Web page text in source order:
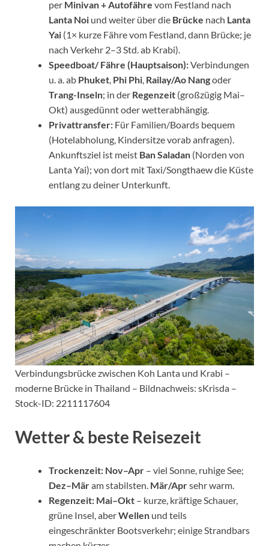
per Minivan + Autofähre vom Festland nach
Lanta Noi und weiter über die Brücke nach Lanta
Yai (1× kurze Fähre vom Festland, dann Brücke; je
nach Verkehr 2–3 Std. ab Krabi).
Speedboat/ Fähre (Hauptsaison):Verbindungen
u. a. ab Phuket, Phi Phi, Railay/Ao Nangoder
Trang-Inseln; in der Regenzeit (großzügig Mai–
Okt) ausgedünnt oder wetterabhängig.
Privattransfer: Für Familien/Boards bequem
(Hotelabholung, Kindersitze vorab anfragen).
Ankunftsziel ist meist Ban Saladan (Norden von
Lanta Yai); von dort mit Taxi/Songthaew die Küste
entlang zu deiner Unterkunft.
Verbindungsbrücke zwischen Koh Lanta und Krabi –
moderne Brücke in Thailand – Bildnachweis: sKrisda –
Stock-ID: 2211117604
Wetter & beste Reisezeit
Trockenzeit: Nov–Apr – viel Sonne, ruhige See;
Dez–Märam stabilsten. Mär/Aprsehr warm.
Regenzeit: Mai–Okt – kurze, kräftige Schauer,
grüne Insel, aberWellen und teils
eingeschränkter Bootsverkehr; einige Strandbars